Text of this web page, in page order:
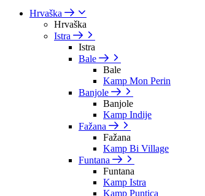
Hrvaška
Hrvaška
Istra
Istra
Bale
Bale
Kamp Mon Perin
Banjole
Banjole
Kamp Indije
Fažana
Fažana
Kamp Bi Village
Funtana
Funtana
Kamp Istra
Kamp Puntica